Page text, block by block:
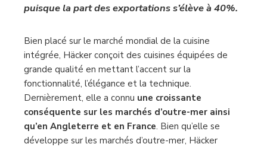
puisque la part des exportations s’élève à 40%.
Bien placé sur le marché mondial de la cuisine
intégrée, Häcker conçoit des cuisines équipées de
grande qualité en mettant l’accent sur la
fonctionnalité, l’élégance et la technique.
Dernièrement, elle a connu une croissante
conséquente sur les marchés d’outre-mer ainsi
qu’en Angleterre et en France. Bien qu’elle se
développe sur les marchés d’outre-mer, Häcker